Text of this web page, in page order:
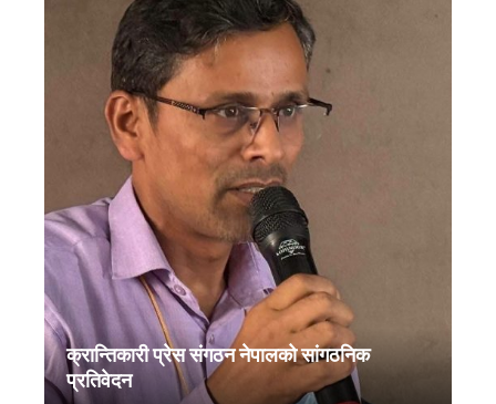
क्रान्तिकारी प्रेस संगठन नेपालको सांगठनिक
प्रतिवेदन